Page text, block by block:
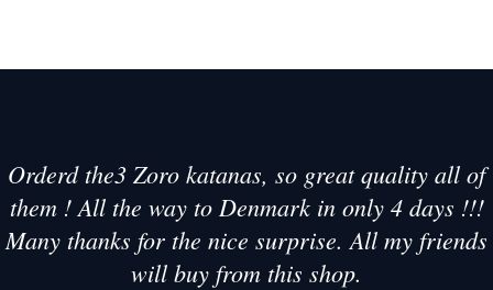
Orderd the3 Zoro katanas, so great quality all of
them ! All the way to Denmark in only 4 days !!!
Many thanks for the nice surprise. All my friends
will buy from this shop.